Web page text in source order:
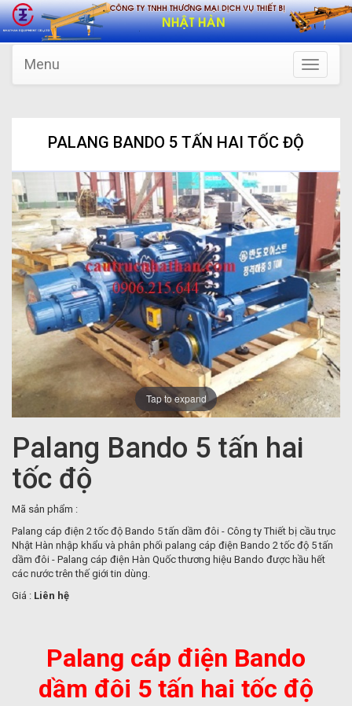
Toggle
Menu
PALANG BANDO 5 TẤN HAI TỐC ĐỘ
Tap to expand
Palang Bando 5 tấn hai
tốc độ
Mã sản phẩm :
Palang cáp điện 2 tốc độ Bando 5 tấn dầm đôi - Công ty Thiết bị cầu trục
Nhật Hàn nhập khẩu và phân phối palang cáp điện Bando 2 tốc độ 5 tấn
dầm đôi - Palang cáp điện Hàn Quốc thương hiệu Bando được hầu hết
các nước trên thế giới tin dùng.
Giá : Liên hệ
Palang cáp điện Bando
dầm đôi 5 tấn hai tốc độ